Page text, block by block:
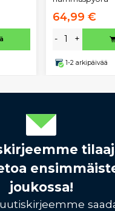
64,99 €
- +
1-2 arkipäivää
joukossa!